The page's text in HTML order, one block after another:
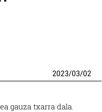
2023/03/02
gauza txarra dala.